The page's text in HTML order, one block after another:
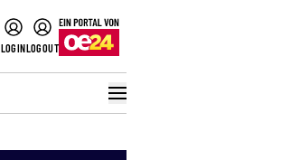
LOGINLOGOUT